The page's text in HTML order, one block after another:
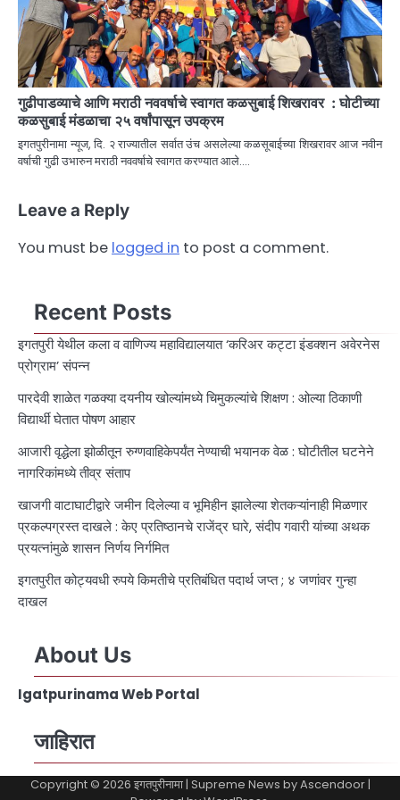
गुढीपाडव्याचे आणि मराठी नववर्षाचे स्वागत कळसुबाई शिखरावर : घोटीच्या
कळसुबाई मंडळाचा २५ वर्षांपासून उपक्रम
इगतपुरीनामा न्यूज, दि. २ राज्यातील सर्वात उंच असलेल्या कळसूबाईच्या शिखरावर आज नवीन
वर्षाची गुढी उभारुन मराठी नववर्षाचे स्वागत करण्यात आले.…
Leave a Reply
You must be logged in to post a comment.
Recent Posts
इगतपुरी येथील कला व वाणिज्य महाविद्यालयात ‘करिअर कट्टा इंडक्शन अवेरनेस
प्रोग्राम’ संपन्न
पारदेवी शाळेत गळक्या दयनीय खोल्यांमध्ये चिमुकल्यांचे शिक्षण : ओल्या ठिकाणी
विद्यार्थी घेतात पोषण आहार
आजारी वृद्धेला झोळीतून रुग्णवाहिकेपर्यंत नेण्याची भयानक वेळ : घोटीतील घटनेने
नागरिकांमध्ये तीव्र संताप
खाजगी वाटाघाटीद्वारे जमीन दिलेल्या व भूमिहीन झालेल्या शेतकऱ्यांनाही मिळणार
प्रकल्पग्रस्त दाखले : केए प्रतिष्ठानचे राजेंद्र घारे, संदीप गवारी यांच्या अथक
प्रयत्नांमुळे शासन निर्णय निर्गमित
इगतपुरीत कोट्यवधी रुपये किमतीचे प्रतिबंधित पदार्थ जप्त ; ४ जणांवर गुन्हा
दाखल
About Us
Igatpurinama Web Portal
जाहिरात
Copyright © 2026 इगतपुरीनामा| Supreme News byAscendoor|